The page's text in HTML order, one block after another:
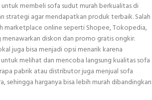
membeli sofa sudut murah berkualitas di
strategi agar mendapatkan produk terbaik. Salah
marketplace online seperti Shopee, Tokopedia,
menawarkan diskon dan promo gratis ongkir.
juga bisa menjadi opsi menarik karena
melihat dan mencoba langsung kualitas sofa
pabrik atau distributor juga menjual sofa
sehingga harganya bisa lebih murah dibandingkan